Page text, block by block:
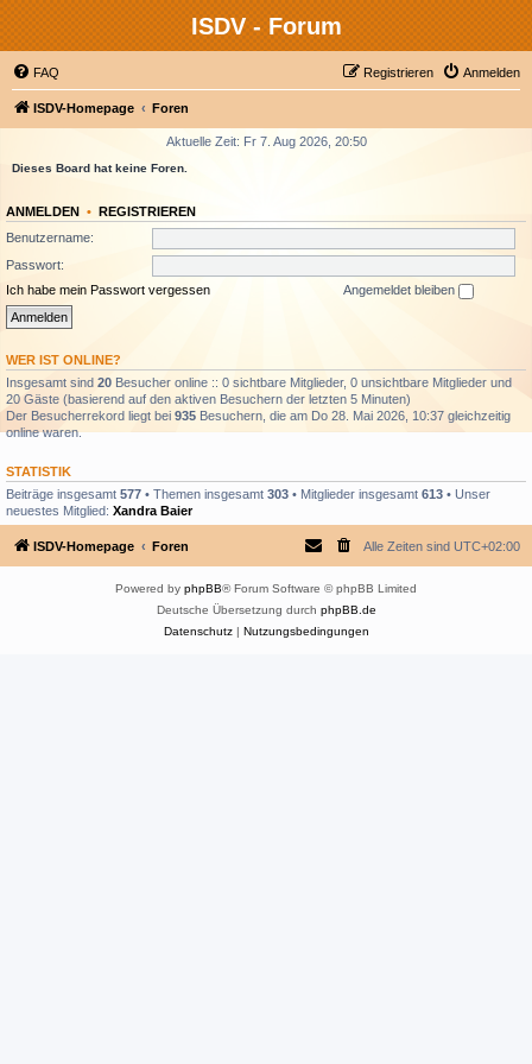
ISDV - Forum
FAQ Anmelden
Registrieren
ISDV-Homepage Foren
Aktuelle Zeit: Fr 7. Aug 2026, 20:50
Dieses Board hat keine Foren.
ANMELDEN • REGISTRIEREN
Benutzername:
Passwort:
Ich habe mein Passwort vergessen
Angemeldet bleiben
WER IST ONLINE?
Insgesamt sind 20 Besucher online :: 0 sichtbare Mitglieder, 0 unsichtbare Mitglieder und
20 Gäste (basierend auf den aktiven Besuchern der letzten 5 Minuten)
Der Besucherrekord liegt bei 935 Besuchern, die am Do 28. Mai 2026, 10:37 gleichzeitig
online waren.
STATISTIK
Beiträge insgesamt 577 • Themen insgesamt 303 • Mitglieder insgesamt 613 • Unser
neuestes Mitglied: Xandra Baier
ISDV-Homepage Foren Alle Zeiten sind UTC+02:00
Powered by phpBB® Forum Software © phpBB Limited
Deutsche Übersetzung durch phpBB.de
Datenschutz| Nutzungsbedingungen